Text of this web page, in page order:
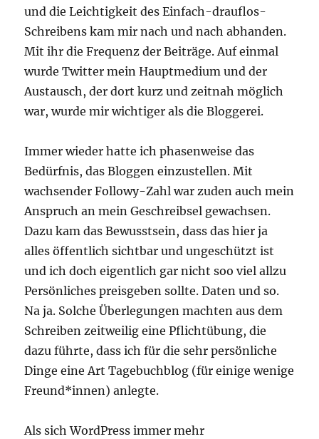
und die Leichtigkeit des Einfach-drauflos-
Schreibens kam mir nach und nach abhanden.
Mit ihr die Frequenz der Beiträge. Auf einmal
wurde Twitter mein Hauptmedium und der
Austausch, der dort kurz und zeitnah möglich
war, wurde mir wichtiger als die Bloggerei.
Immer wieder hatte ich phasenweise das
Bedürfnis, das Bloggen einzustellen. Mit
wachsender Followy-Zahl war zuden auch mein
Anspruch an mein Geschreibsel gewachsen.
Dazu kam das Bewusstsein, dass das hier ja
alles öffentlich sichtbar und ungeschützt ist
und ich doch eigentlich gar nicht soo viel allzu
Persönliches preisgeben sollte. Daten und so.
Na ja. Solche Überlegungen machten aus dem
Schreiben zeitweilig eine Pflichtübung, die
dazu führte, dass ich für die sehr persönliche
Dinge eine Art Tagebuchblog (für einige wenige
Freund*innen) anlegte.
Als sich WordPress immer mehr